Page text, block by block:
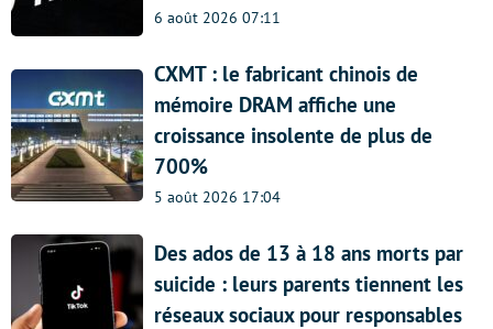
6 août 2026 07:11
CXMT : le fabricant chinois de
mémoire DRAM affiche une
croissance insolente de plus de
700%
5 août 2026 17:04
Des ados de 13 à 18 ans morts par
suicide : leurs parents tiennent les
réseaux sociaux pour responsables